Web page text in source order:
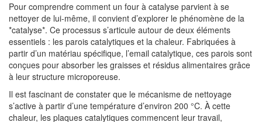
Pour comprendre comment un four à catalyse parvient à se
nettoyer de lui-même, il convient d’explorer le phénomène de la
*catalyse*. Ce processus s’articule autour de deux éléments
essentiels : les parois catalytiques et la chaleur. Fabriquées à
partir d’un matériau spécifique, l’email catalytique, ces parois sont
conçues pour absorber les graisses et résidus alimentaires grâce
à leur structure microporeuse.
Il est fascinant de constater que le mécanisme de nettoyage
s’active à partir d’une température d’environ 200 °C. À cette
chaleur, les plaques catalytiques commencent leur travail,